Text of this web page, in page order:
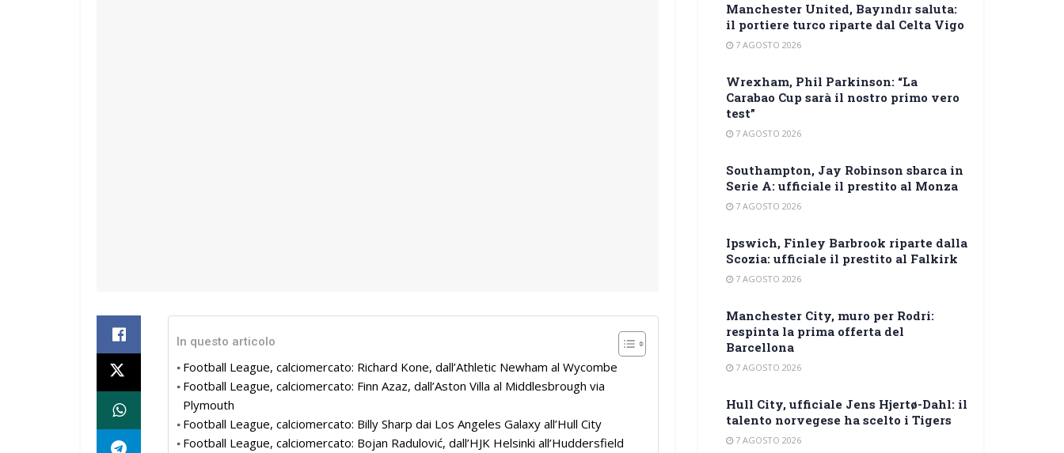
In questo articolo
Football League, calciomercato: Richard Kone, dall’Athletic Newham al Wycombe
Football League, calciomercato: Finn Azaz, dall’Aston Villa al Middlesbrough via
Plymouth
Football League, calciomercato: Billy Sharp dai Los Angeles Galaxy all’Hull City
Football League, calciomercato: Bojan Radulović, dall’HJK Helsinki all’Huddersfield
Manchester United, Bayındır saluta:
il portiere turco riparte dal Celta Vigo
7 AGOSTO 2026
Wrexham, Phil Parkinson: “La
Carabao Cup sarà il nostro primo vero
test”
7 AGOSTO 2026
Southampton, Jay Robinson sbarca in
Serie A: ufficiale il prestito al Monza
7 AGOSTO 2026
Ipswich, Finley Barbrook riparte dalla
Scozia: ufficiale il prestito al Falkirk
7 AGOSTO 2026
Manchester City, muro per Rodri:
respinta la prima offerta del
Barcellona
7 AGOSTO 2026
Hull City, ufficiale Jens Hjertø-Dahl: il
talento norvegese ha scelto i Tigers
7 AGOSTO 2026